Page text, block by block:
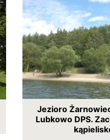
Jezioro
Lubkowo DPS.